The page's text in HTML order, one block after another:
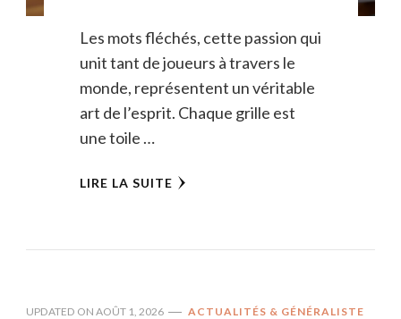
Les mots fléchés, cette passion qui
unit tant de joueurs à travers le
monde, représentent un véritable
art de l’esprit. Chaque grille est
une toile …
LIRE LA SUITE
UPDATED ON AOÛT 1, 2026 ACTUALITÉS & GÉNÉRALISTE